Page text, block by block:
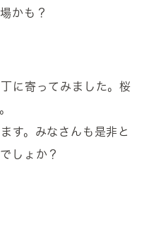
かも？
に寄ってみました。桜
す。みなさんも是非と
しょか？